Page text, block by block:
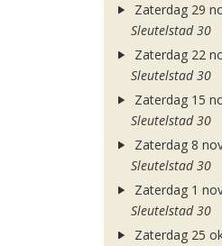
Zaterdag 29
Sleutelstad 30
Zaterdag 22
Sleutelstad 30
Zaterdag 15
Sleutelstad 30
Zaterdag 8
Sleutelstad 30
Zaterdag 1
Sleutelstad 30
Zaterdag 25